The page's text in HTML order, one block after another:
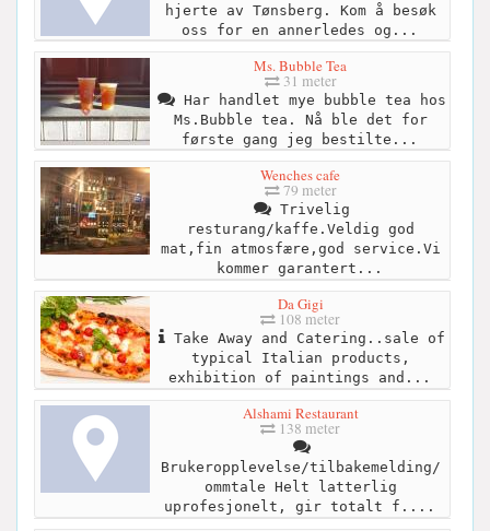
hjerte av Tønsberg. Kom å besøk
oss for en annerledes og...
Ms. Bubble Tea
31 meter
Har handlet mye bubble tea hos
Ms.Bubble tea. Nå ble det for
første gang jeg bestilte...
Wenches cafe
79 meter
Trivelig
resturang/kaffe.Veldig god
mat,fin atmosfære,god service.Vi
kommer garantert...
Da Gigi
108 meter
Take Away and Catering..sale of
typical Italian products,
exhibition of paintings and...
Alshami Restaurant
138 meter
Brukeropplevelse/tilbakemelding/
ommtale Helt latterlig
uprofesjonelt, gir totalt f....